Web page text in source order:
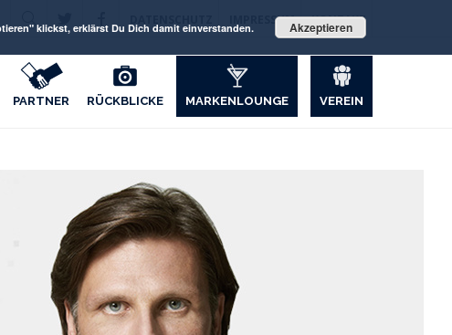
KONTAKT
IMPRESSUM
PARTNER RÜCKBLICKE MARKENLOUNGE VEREIN
klickst, erklärst Du Dich damit einverstanden. Akzeptieren